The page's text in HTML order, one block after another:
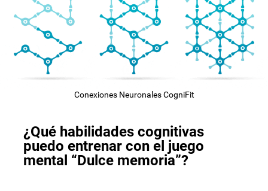
Conexiones Neuronales CogniFit
¿Qué habilidades cognitivas
puedo entrenar con el juego
mental “Dulce memoria”?